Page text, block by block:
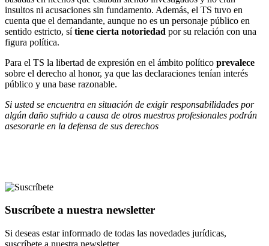
insultos ni acusaciones sin fundamento. Además, el TS tuvo en
cuenta que el demandante, aunque no es un personaje público en
sentido estricto, sítiene cierta notoriedad por su relación con una
figura política.
Para el TS la libertad de expresión en el ámbito político prevalece
sobre el derecho al honor, ya que las declaraciones tenían interés
público y una base razonable.
Si usted se encuentra en situación de exigir responsabilidades por
algún daño sufrido a causa de otros nuestros profesionales podrán
asesorarle en la defensa de sus derechos
Suscríbete a nuestra newsletter
Si deseas estar informado de todas las novedades jurídicas,
suscríbete a nuestra newsletter.